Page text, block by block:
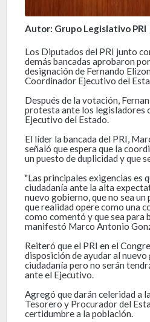
Autor: Grupo Legislativo PRI
Los Diputados del PRI junto
demás bancadas aprobaron
designación de Fernando
Coordinador Ejecutivo del
Después de la votación,
protesta ante los legisladores
Ejecutivo del Estado.
El líder la bancada del PRI,
señaló que espera que la
un puesto de duplicidad y que
"Las principales exigencias es
ciudadanía ante la alta
nuevo gobierno, que no sea un
que realidad opere como una
como comentó y que sea para
manifestó Marco Antonio
Reiteró que el PRI en el
disposición de ayudar al
ciudadanía pero no serán
ante el Ejecutivo.
Agregó que darán celeridad a
Tesorero y Procurador del
certidumbre a la población.